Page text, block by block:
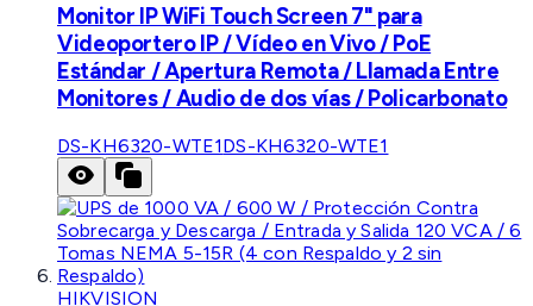
Monitor IP WiFi Touch Screen 7" para
Videoportero IP / Vídeo en Vivo / PoE
Estándar / Apertura Remota / Llamada Entre
Monitores / Audio de dos vías / Policarbonato
DS-KH6320-WTE1DS-KH6320-WTE1
HIKVISION